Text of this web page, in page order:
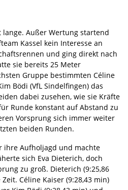
lange. Außer Wertung startend
Kassel kein Interesse an
und ging direkt nach
sie bereits 25 Meter
Gruppe bestimmten Céline
Bödi (VfL Sindelfingen) das
dabei zusehen, wie sie Kräfte
Runde konstant auf Abstand zu
Vorsprung sich immer weiter
beiden Runden.
ihre Aufholjagd und machte
sich Eva Dieterich, doch
zu groß. Dieterich (9:25,86
Céline Kaiser (9:28,43 min)